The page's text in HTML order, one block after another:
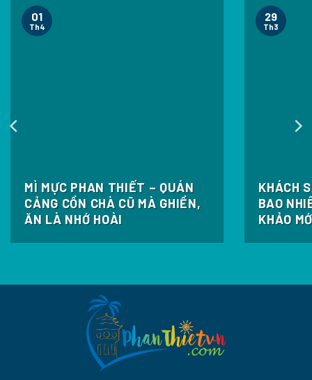
MÌ MỰC PHAN THIẾT – QUÁN
CẢNG CỒN CHÀ CŨ MÀ GHIỀN,
ĂN LÀ NHỚ HOÀI
01
Th4
KHÁCH
BAO
KHẢO
29
Th3